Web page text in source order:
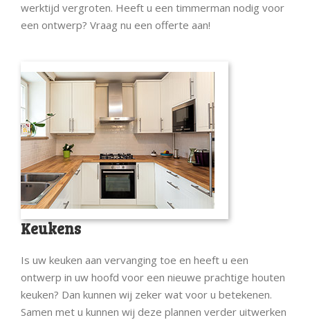
werktijd vergroten. Heeft u een timmerman nodig voor
een ontwerp? Vraag nu een offerte aan!
Keukens
Is uw keuken aan vervanging toe en heeft u een
ontwerp in uw hoofd voor een nieuwe prachtige houten
keuken? Dan kunnen wij zeker wat voor u betekenen.
Samen met u kunnen wij deze plannen verder uitwerken